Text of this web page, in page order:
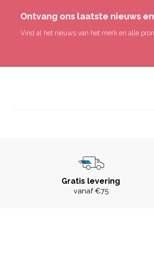
Ontvang ons laatste nieuws
Vind al het nieuws van het merk en alle
Gratis levering
vanaf €75